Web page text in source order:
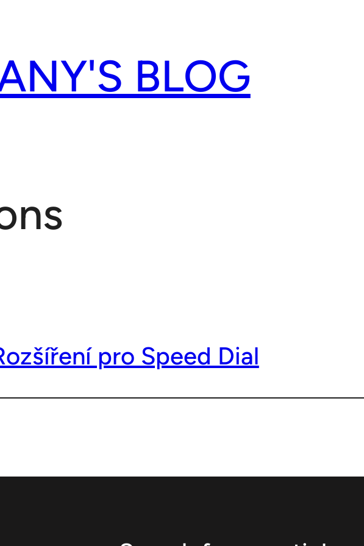
BLOG
pro Speed Dial